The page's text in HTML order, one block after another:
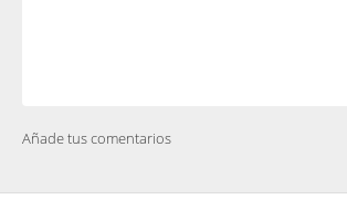
Añade tus comentarios